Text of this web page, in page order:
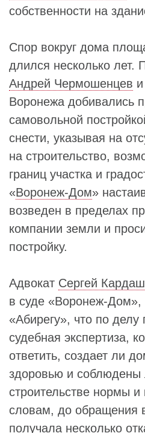
собственности на
Спор вокруг дома
длился несколько лет.
Андрей Чермошенцев
Воронежа добивались
самовольной
снести, указывая на
на строительство,
границ участка и
«Воронеж-Дом»
возведен в пределах
компании земли и
постройку.
Адвокат Сергей
в суде «Воронеж-Дом»,
«Абирегу», что по делу
судебная экспертиза,
ответить, создает ли
здоровью и соблюдены
строительстве нормы
словам, до обращения
получала несколько